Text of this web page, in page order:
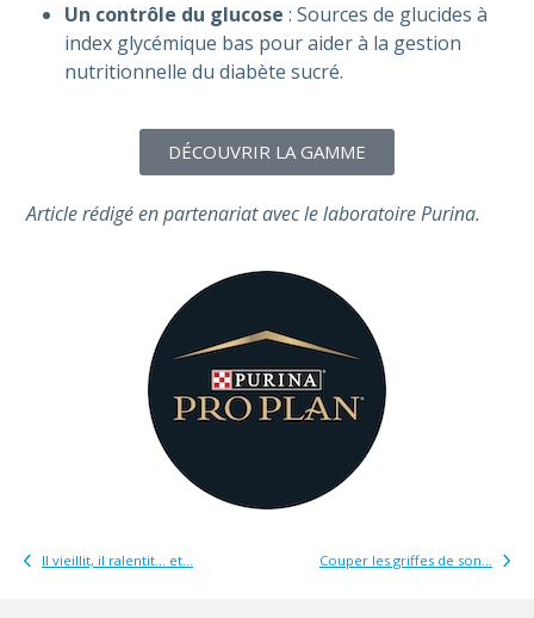
Un contrôle du glucose : Sources de glucides à
index glycémique bas pour aider à la gestion
nutritionnelle du diabète sucré.
DÉCOUVRIR LA GAMME
Article rédigé en partenariat avec le laboratoire Purina.
Il vieillit, il ralentit… et... Couper les griffes de son...